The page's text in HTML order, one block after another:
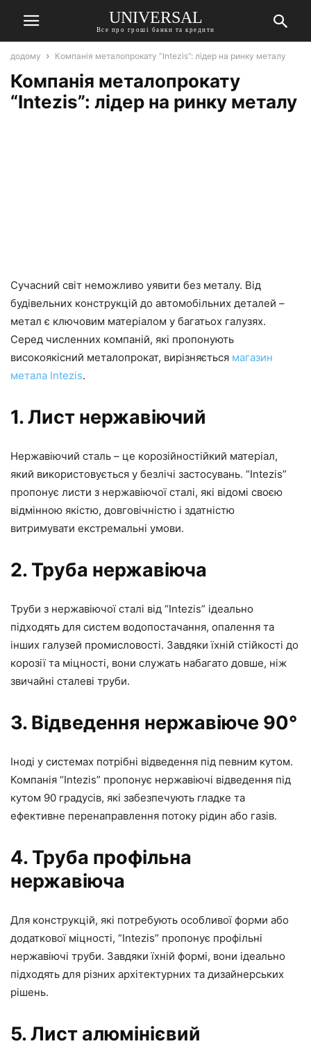
UNIVERSAL
Все про гроші банки та кредити
додому Компанія металопрокату “Intezis”: лідер на ринку металу
Компанія металопрокату
“Intezis”: лідер на ринку металу
Сучасний світ неможливо уявити без металу. Від
будівельних конструкцій до автомобільних деталей –
метал є ключовим матеріалом у багатьох галузях.
Серед численних компаній, які пропонують
високоякісний металопрокат, вирізняється магазин
метала Intezis.
1. Лист нержавіючий
Нержавіючий сталь – це корозійностійкий матеріал,
який використовується у безлічі застосувань. “Intezis”
пропонує листи з нержавіючої сталі, які відомі своєю
відмінною якістю, довговічністю і здатністю
витримувати екстремальні умови.
2. Труба нержавіюча
Труби з нержавіючої сталі від “Intezis” ідеально
підходять для систем водопостачання, опалення та
інших галузей промисловості. Завдяки їхній стійкості до
корозії та міцності, вони служать набагато довше, ніж
звичайні сталеві труби.
3. Відведення нержавіюче 90°
Іноді у системах потрібні відведення під певним кутом.
Компанія “Intezis” пропонує нержавіючі відведення під
кутом 90 градусів, які забезпечують гладке та
ефективне перенаправлення потоку рідин або газів.
4. Труба профільна
нержавіюча
Для конструкцій, які потребують особливої форми або
додаткової міцності, “Intezis” пропонує профільні
нержавіючі труби. Завдяки їхній формі, вони ідеально
підходять для різних архітектурних та дизайнерських
рішень.
5. Лист алюмінієвий